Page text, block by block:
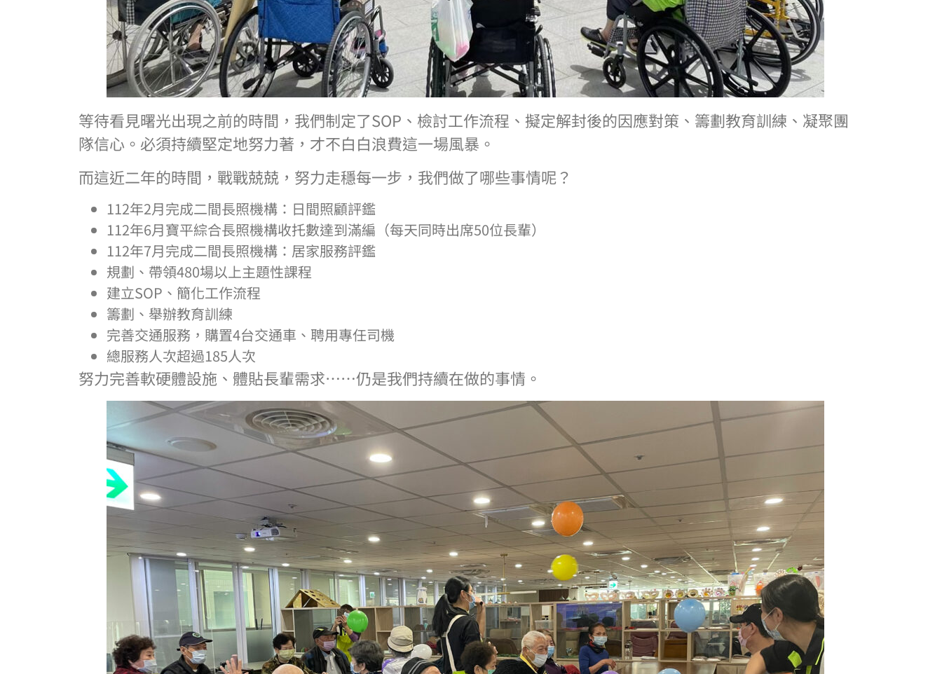
等待看見曙光出現之前的時間，我們制定了SOP、檢討工作流程、擬定解封後的因應對策、籌劃教育訓練、凝聚團
隊信心。必須持續堅定地努力著，才不白白浪費這一場風暴。
而這近二年的時間，戰戰兢兢，努力走穩每一步，我們做了哪些事情呢？
112年2月完成二間長照機構：日間照顧評鑑
112年6月寶平綜合長照機構收托數達到滿編（每天同時出席50位長輩）
112年7月完成二間長照機構：居家服務評鑑
規劃、帶領480場以上主題性課程
建立SOP、簡化工作流程
籌劃、舉辦教育訓練
完善交通服務，購置4台交通車、聘用專任司機
總服務人次超過185人次
努力完善軟硬體設施、體貼長輩需求……仍是我們持續在做的事情。